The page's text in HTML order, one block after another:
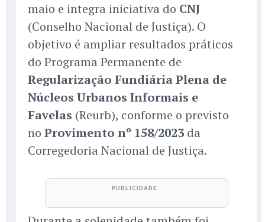
maio e integra iniciativa do CNJ
(Conselho Nacional de Justiça). O
objetivo é ampliar resultados práticos
do Programa Permanente de
Regularização Fundiária Plena de
Núcleos Urbanos Informais e
Favelas (Reurb), conforme o previsto
no Provimento nº 158/2023 da
Corregedoria Nacional de Justiça.